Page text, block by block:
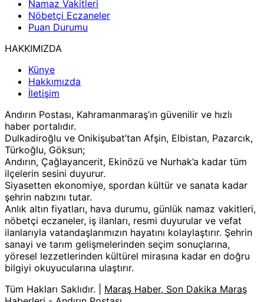
Namaz Vakitleri
Nöbetçi Eczaneler
Puan Durumu
HAKKIMIZDA
Künye
Hakkımızda
İletişim
Andırın Postası, Kahramanmaraş’ın güvenilir ve hızlı
haber portalıdır.
Dulkadiroğlu ve Onikişubat’tan Afşin, Elbistan, Pazarcık,
Türkoğlu, Göksun;
Andırın, Çağlayancerit, Ekinözü ve Nurhak’a kadar tüm
ilçelerin sesini duyurur.
Siyasetten ekonomiye, spordan kültür ve sanata kadar
şehrin nabzını tutar.
Anlık altın fiyatları, hava durumu, günlük namaz vakitleri,
nöbetçi eczaneler, iş ilanları, resmi duyurular ve vefat
ilanlarıyla vatandaşlarımızın hayatını kolaylaştırır. Şehrin
sanayi ve tarım gelişmelerinden seçim sonuçlarına,
yöresel lezzetlerinden kültürel mirasına kadar en doğru
bilgiyi okuyucularına ulaştırır.
Tüm Hakları Saklıdır. | Maraş Haber, Son Dakika Maraş